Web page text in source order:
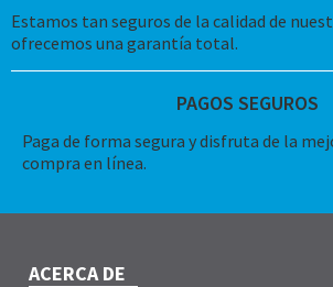
Estamos tan seguros de la calidad de
ofrecemos una garantía total.
PAGOS SEGUROS
Paga de forma segura y disfruta de la
compra en línea.
ACERCA DE